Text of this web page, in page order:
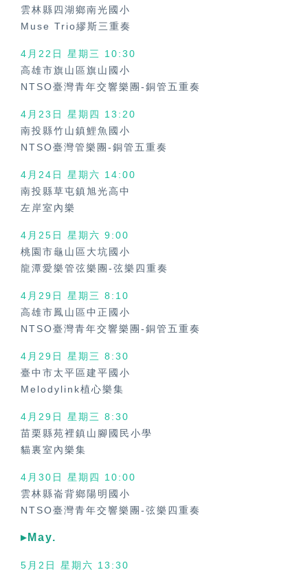
雲林縣四湖鄉南光國小
Muse Trio繆斯三重奏
4月22日 星期三
10:30
高雄市旗山區旗山國小
NTSO臺灣青年交響樂團-銅管五重奏
4月23日 星期四
13:20
南投縣竹山鎮鯉魚國小
NTSO臺灣管樂團-銅管五重奏
4月24日 星期六 14:00
南投縣草屯鎮旭光高中
左岸室內樂
4月25日 星期六 9:00
桃園市龜山區大坑國小
龍潭愛樂管弦樂團-弦樂四重奏
4月29日 星期三 8:10
高雄市鳳山區中正國小
NTSO臺灣青年交響樂團-銅管五重奏
4月29日 星期三 8:30
臺中市太平區建平國小
Melodylink植心樂集
4月29日 星期三 8:30
苗栗縣苑裡鎮山腳國民小學
貓裏室內樂集
4月30日 星期四
10:00
雲林縣崙背鄉陽明國小
NTSO臺灣青年交響樂團-弦樂四重奏
▸May.
5月2日 星期六 13:30